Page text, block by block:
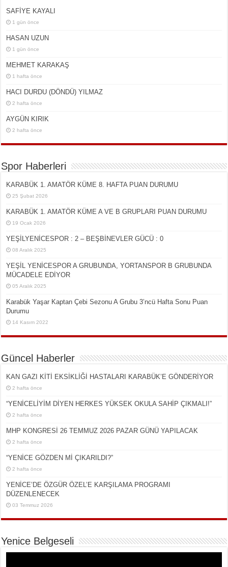
SAFİYE KAYALI
1 gün önce
HASAN UZUN
1 gün önce
MEHMET KARAKAŞ
1 hafta önce
HACI DURDU (DÖNDÜ) YILMAZ
2 hafta önce
AYGÜN KIRIK
2 hafta önce
Spor Haberleri
KARABÜK 1. AMATÖR KÜME 8. HAFTA PUAN DURUMU
25 Şubat 2026
KARABÜK 1. AMATÖR KÜME A VE B GRUPLARI PUAN DURUMU
19 Ocak 2026
YEŞİLYENİCESPOR : 2 – BEŞBİNEVLER GÜCÜ : 0
08 Aralık 2025
YEŞİL YENİCESPOR A GRUBUNDA, YORTANSPOR B GRUBUNDA
MÜCADELE EDİYOR
05 Aralık 2025
Karabük Yaşar Kaptan Çebi Sezonu A Grubu 3’ncü Hafta Sonu Puan
Durumu
14 Kasım 2022
Güncel Haberler
KAN GAZI KİTİ EKSİKLİĞİ HASTALARI KARABÜK’E GÖNDERİYOR
2 hafta önce
“YENİCELİYİM DİYEN HERKES YÜKSEK OKULA SAHİP ÇIKMALI!”
2 hafta önce
MHP KONGRESİ 26 TEMMUZ 2026 PAZAR GÜNÜ YAPILACAK
2 hafta önce
“YENİCE GÖZDEN Mİ ÇIKARILDI?”
2 hafta önce
YENİCE’DE ÖZGÜR ÖZEL’E KARŞILAMA PROGRAMI
DÜZENLENECEK
03 Temmuz 2026
Yenice Belgeseli